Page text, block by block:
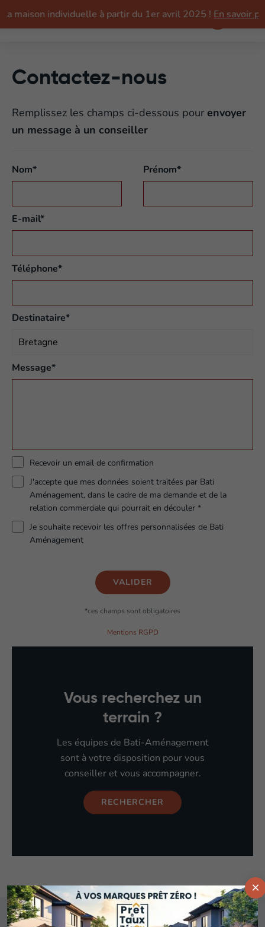
au
menu
MENU
Contactez-nous
Remplissez les champs ci-dessous pour envoyer
un message à un conseiller
Nom* Prénom*
E-mail*
Téléphone*
Destinataire*
Message*
Recevoir un email de confirmation
J'accepte que mes données soient traitées par Bati
Aménagement, dans le cadre de ma demande et de la
relation commerciale qui pourrait en découler *
Je souhaite recevoir les offres personnalisées de Bati
Aménagement
VALIDER
champ
*ces champs sont obligatoires
Mentions RGPD
Vous recherchez un
terrain ?
Les équipes de Bati-Aménagement
sont à votre disposition pour vous
conseiller et vous accompagner.
RECHERCHER
×
maison individuelle à partir du 1er avril 2025 !En savoir